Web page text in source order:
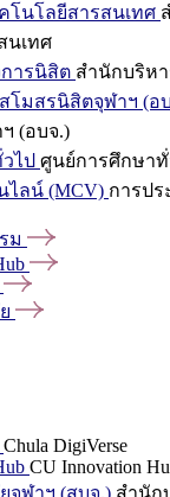
โนโลยีสารสนเทศ
นเทศ
ารนิสิต สำนักบริห
โมสรนิสิตจุฬาฯ (อ
(อบจ.)
ไป ศูนย์การศึกษาทั่
ไลน์ (MCV) การปร
ม
Chula DigiVerse
CU Innovation